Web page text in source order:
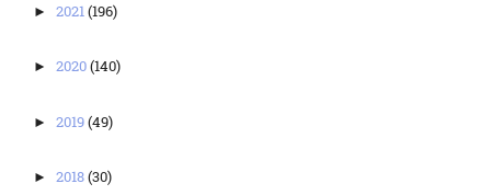
► 2021 (196)
► 2020(140)
► 2019(49)
► 2018(30)